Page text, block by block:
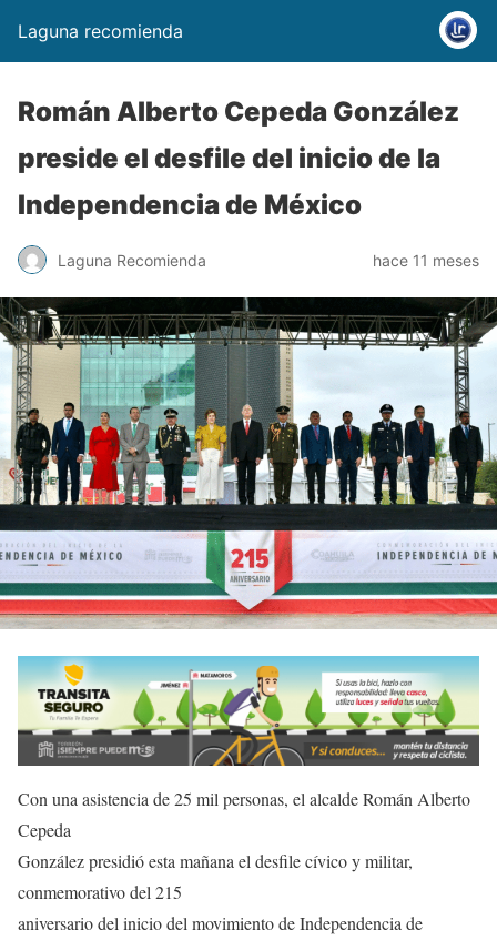
Laguna recomienda
Román Alberto Cepeda González
preside el desfile del inicio de la
Independencia de México
Laguna Recomienda hace 11 meses
Con una asistencia de 25 mil personas, el alcalde Román Alberto
Cepeda
González presidió esta mañana el desfile cívico y militar,
conmemorativo del 215
aniversario del inicio del movimiento de Independencia de